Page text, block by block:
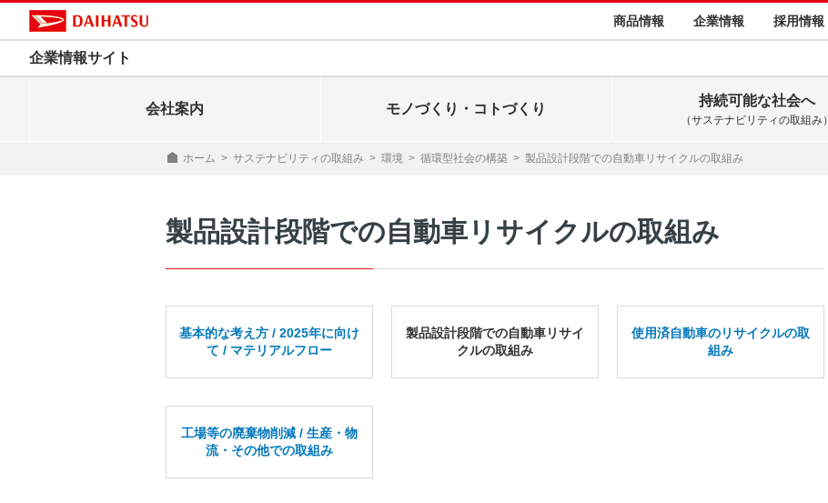
商品情報 企業情報 採用情報
企業情報サイト
会社案内 モノづくり・コトづくり
持続可能な社会へ
（サステナビリティの取組み）
ホーム > サステナビリティの取組み > 環境 > 循環型社会の構築 > 製品設計段階での自動車リサイクルの取組み
製品設計段階での自動車リサイクルの取組み
基本的な考え方 / 2025年に向け
て / マテリアルフロー
製品設計段階での自動車リサイ
クルの取組み
使用済自動車のリサイクルの取
組み
工場等の廃棄物削減 / 生産・物
流・その他での取組み